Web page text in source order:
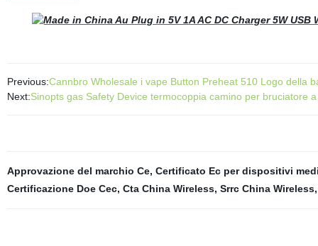
Previous:Cannbro Wholesale i vape Button Preheat 510 Logo della
Next:Sinopts gas Safety Device termocoppia camino per bruciatore
Approvazione del marchio Ce, Certificato Ec per dispositivi
Certificazione Doe Cec, Cta China Wireless, Srrc China Wireless